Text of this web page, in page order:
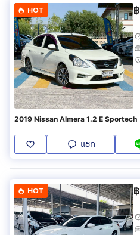
HOT ฿
2019 Nissan Almera 1.2 E Sportech
แชท
HOT ฿